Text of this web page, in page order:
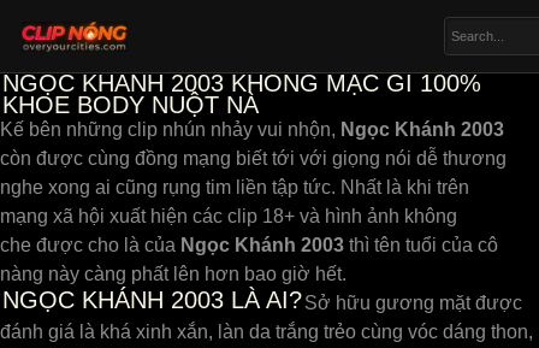
NGỌC KHÁNH 2003 KHÔNG MẶC GÌ 100%
KHOE BODY NUỘT NÀ
Kế bên những clip nhún nhảy vui nhộn, Ngọc Khánh 2003
còn được cùng đồng mạng biết tới với giọng nói dễ thương
nghe xong ai cũng rụng tim liền tập tức. Nhất là khi trên
mạng xã hội xuất hiện các clip 18+ và hình ảnh không
che được cho là của Ngọc Khánh 2003 thì tên tuổi của cô
nàng này càng phất lên hơn bao giờ hết.
NGỌC KHÁNH 2003 LÀ AI?Sở hữu gương mặt được
đánh giá là khá xinh xắn, làn da trắng trẻo cùng vóc dáng thon,